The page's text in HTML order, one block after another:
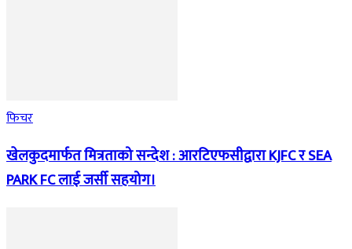
फिचर
खेलकुदमार्फत मित्रताको सन्देश : आरटिएफसीद्वारा KJFC र SEA
PARK FC लाई जर्सी सहयोग।